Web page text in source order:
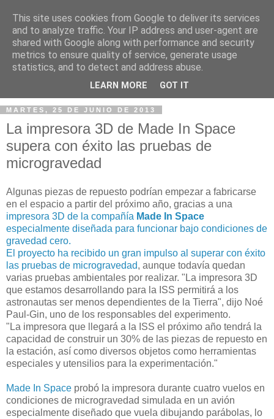
MARTES, 25 DE JUNIO DE 2013
La impresora 3D de Made In Space
supera con éxito las pruebas de
microgravedad
Algunas piezas de repuesto podrían empezar a fabricarse
en el espacio a partir del próximo año, gracias a una
impresora 3D de la compañía Made In Space
especialmente diseñada para funcionar bajo condiciones de
gravedad cero.
El proyecto ha recibido un gran impulso al superar con éxito
las pruebas de microgravedad, aunque todavía quedan
varias pruebas ambientales por realizar. "La impresora 3D
que estamos desarrollando para la ISS permitirá a los
astronautas ser menos dependientes de la Tierra", dijo Noé
Paul-Gin, uno de los responsables del experimento.
"La impresora que llegará a la ISS el próximo año tendrá la
capacidad de construir un 30% de las piezas de repuesto en
la estación, así como diversos objetos como herramientas
especiales y utensilios para la experimentación."
Made In Space probó la impresora durante cuatro vuelos en
condiciones de microgravedad simulada en un avión
especialmente diseñado que vuela dibujando parábolas, lo
This site uses cookies from Google to deliver its services
and to analyze traffic. Your IP address and user-agent are
shared with Google along with performance and security
metrics to ensure quality of service, generate usage
statistics, and to detect and address abuse.
LEARN MORE GOT IT